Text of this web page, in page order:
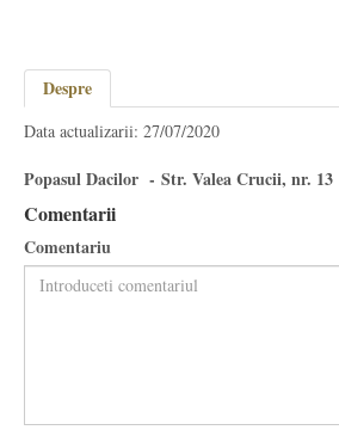
Despre
Data actualizarii: 27/07/2020
Popasul Dacilor - Str. Valea Crucii, nr. 13
Comentarii
Comentariu